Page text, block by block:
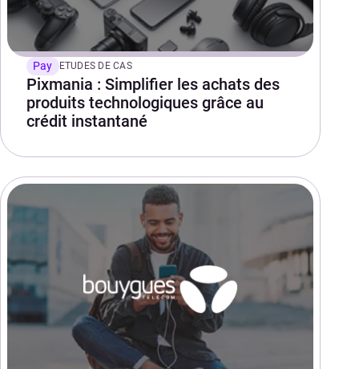
Pay ETUDES DE CAS
Pixmania : Simplifier les achats des
produits technologiques grâce au
crédit instantané